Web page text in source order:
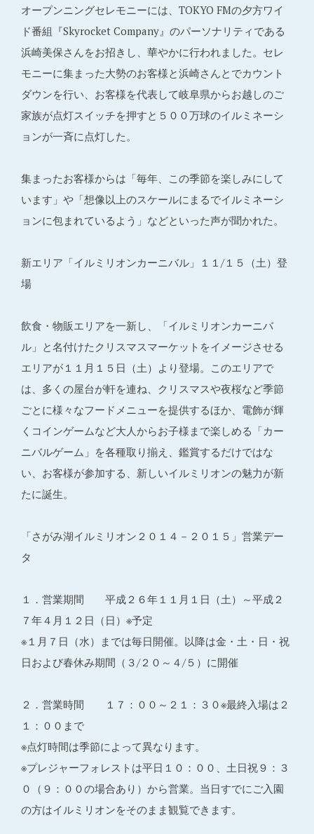
オープンニングセレモニーには、TOKYO FMの夕方ワイ
ド番組『Skyrocket Company』のパーソナリティである
浜崎美保さんをお招きし、華やかに行われました。セレ
モニーに集まった大勢のお客様と浜崎さんとでカウント
ダウンを行い、お客様を代表して岐阜県からお越しのご
家族が点灯スイッチを押すと５００万球のイルミネーシ
ョンが一斉に点灯した。
集まったお客様からは「毎年、この季節を楽しみにして
います」や「想像以上のスケールにまるでイルミネーシ
ョンに包まれているよう」などといった声が聞かれた。
新エリア「イルミリオンカーニバル」１１/１５（土）登
場
飲食・物販エリアを一新し、「イルミリオンカーニバ
ル」と名付けたクリスマスマーケットをイメージさせる
エリアが１１月１５日（土）より登場。このエリアで
は、多くの屋台が軒を連ね、クリスマスや夜桜など季節
ごとに様々なフードメニューを提供するほか、電飾が輝
くコインゲームなど大人からお子様まで楽しめる「カー
ニバルゲーム」を各種取り揃え、鑑賞するだけではな
い、お客様が参加する、新しいイルミリオンの魅力が新
たに誕生。
「さがみ湖イルミリオン２０１４－２０１５」営業デー
タ
１．営業期間 平成２６年１１月１日（土）～平成２
７年４月１２日（日）※予定
※１月７日（水）までは毎日開催。以降は金・土・日・祝
日および春休み期間（３/２０～４/５）に開催
２．営業時間 １７：００～２１：３０※最終入場は２
１：００まで
※点灯時間は季節によって異なります。
※プレジャーフォレストは平日１０：００、土日祝９：３
０（９：００の場合あり）から営業。当日すでにご入園
の方はイルミリオンをそのまま観覧できます。